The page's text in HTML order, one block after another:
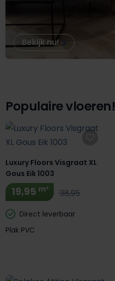
Bekijk nu!
Populaire vloeren!
Luxury Floors Visgraat XL
Gous Eik 1003
19,95 m² 38,95
Direct leverbaar
Plak PVC